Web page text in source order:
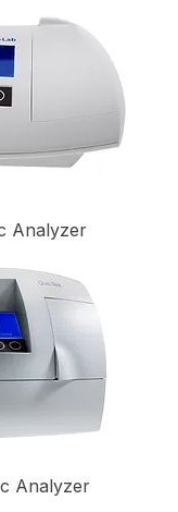
Analyzer
Analyzer